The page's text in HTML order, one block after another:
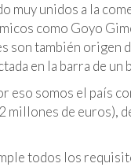
muy unidos a la
como Goyo
son también origen
en la barra de un
somos el país
millones de euros),
todos los